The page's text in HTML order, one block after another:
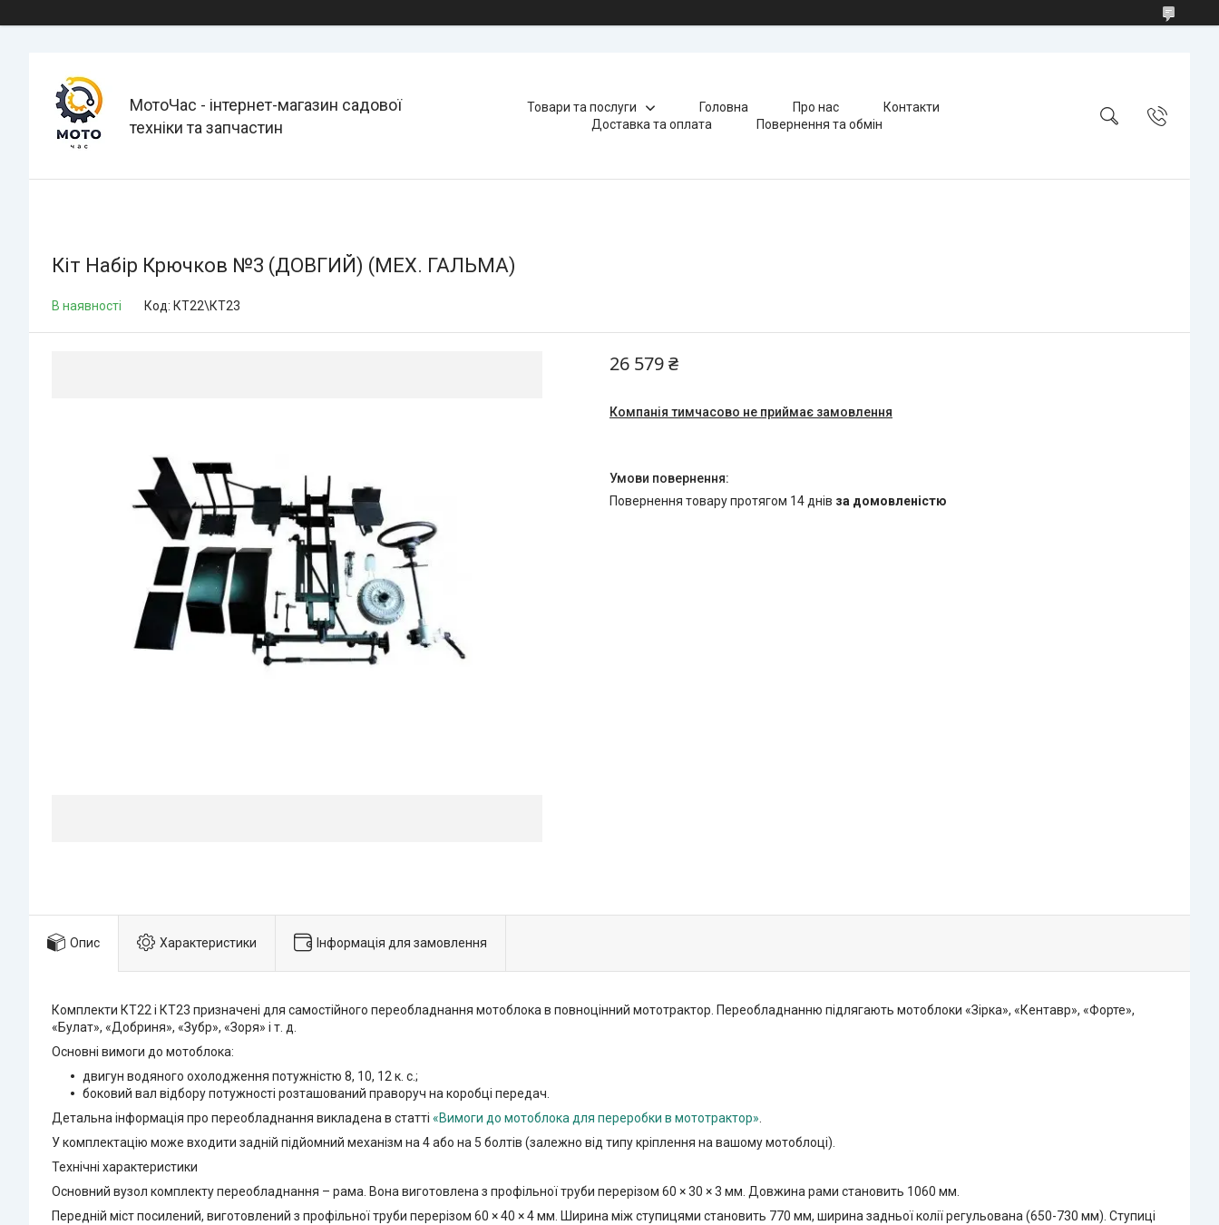
МотоЧас - інтернет-магазин садової
техніки та запчастин
Товари та послуги Головна Про нас
Контакти
Доставка та оплата
Повернення та обмін
Кіт Набір Крючков №3 (ДОВГИЙ) (МЕХ. ГАЛЬМА)
В наявності Код: КТ22\КТ23
26 579 ₴
Компанія тимчасово не приймає замовлення
повернення товару протягом 14 днів за домовленістю
Опис Характеристики Інформація для замовлення
Комплекти КТ22 і КТ23 призначені для самостійного переобладнання мотоблока в повноцінний мототрактор. Переобладнанню підлягають мотоблоки «Зірка», «Кентавр», «Форте»,
«Булат», «Добриня», «Зубр», «Зоря» і т. д.
Основні вимоги до мотоблока:
двигун водяного охолодження потужністю 8, 10, 12 к. с.;
боковий вал відбору потужності розташований праворуч на коробці передач.
Детальна інформація про переобладнання викладена в статті «Вимоги до мотоблока для переробки в мототрактор».
У комплектацію може входити задній підйомний механізм на 4 або на 5 болтів (залежно від типу кріплення на вашому мотоблоці).
Технічні характеристики
Основний вузол комплекту переобладнання – рама. Вона виготовлена з профільної труби перерізом 60 × 30 × 3 мм. Довжина рами становить 1060 мм.
Передній міст посилений, виготовлений з профільної труби перерізом 60 × 40 × 4 мм. Ширина між ступицями становить 770 мм, ширина задньої колії регульована (650-730 мм). Ступиці